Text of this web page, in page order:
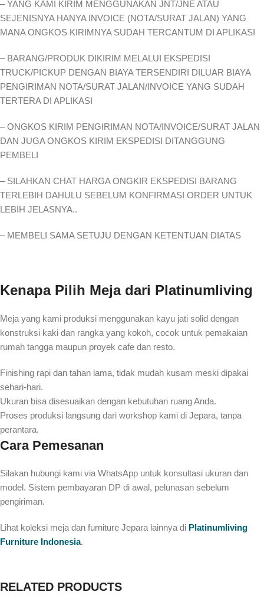
– YANG KAMI KIRIM MENGGUNAKAN JNT/JNE ATAU
SEJENISNYA HANYA INVOICE (NOTA/SURAT JALAN) YANG
MANA ONGKOS KIRIMNYA SUDAH TERCANTUM DI APLIKASI
– BARANG/PRODUK DIKIRIM MELALUI EKSPEDISI
TRUCK/PICKUP DENGAN BIAYA TERSENDIRI DILUAR BIAYA
PENGIRIMAN NOTA/SURAT JALAN/INVOICE YANG SUDAH
TERTERA DI APLIKASI
– ONGKOS KIRIM PENGIRIMAN NOTA/INVOICE/SURAT JALAN
DAN JUGA ONGKOS KIRIM EKSPEDISI DITANGGUNG
PEMBELI
– SILAHKAN CHAT HARGA ONGKIR EKSPEDISI BARANG
TERLEBIH DAHULU SEBELUM KONFIRMASI ORDER UNTUK
LEBIH JELASNYA..
– MEMBELI SAMA SETUJU DENGAN KETENTUAN DIATAS
Kenapa Pilih Meja dari Platinumliving
Meja yang kami produksi menggunakan kayu jati solid dengan
konstruksi kaki dan rangka yang kokoh, cocok untuk pemakaian
rumah tangga maupun proyek cafe dan resto.
Finishing rapi dan tahan lama, tidak mudah kusam meski dipakai
sehari-hari.
Ukuran bisa disesuaikan dengan kebutuhan ruang Anda.
Proses produksi langsung dari workshop kami di Jepara, tanpa
perantara.
Cara Pemesanan
Silakan hubungi kami via WhatsApp untuk konsultasi ukuran dan
model. Sistem pembayaran DP di awal, pelunasan sebelum
pengiriman.
Lihat koleksi meja dan furniture Jepara lainnya di Platinumliving
Furniture Indonesia.
RELATED PRODUCTS